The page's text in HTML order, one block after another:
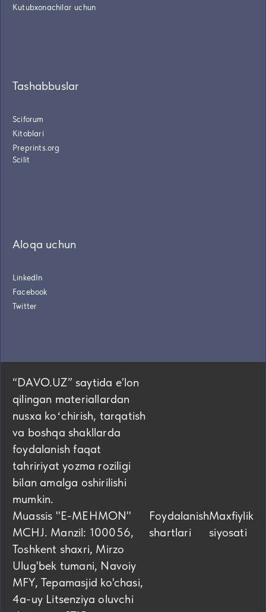
Kutubxonachilar uchun
Tashabbuslar
Sciforum
Kitoblari
Preprints.org
Scilit
Aloqa uchun
LinkedIn
Facebook
Twitter
“DAVO.UZ” saytida eʼlon
qilingan materiallardan
nusxa koʻchirish, tarqatish
va boshqa shakllarda
foydalanish faqat
tahririyat yozma roziligi
bilan amalga oshirilishi
mumkin.
Muassis "E-MEHMON"
MCHJ. Manzil: 100056,
Toshkent shaxri, Mirzo
Ulug'bek tumani, Navoiy
MFY, Tepamasjid ko'chasi,
4а-uy Litsenziya oluvchi
Foydalanish
shartlari
Maxfiylik
siyosati